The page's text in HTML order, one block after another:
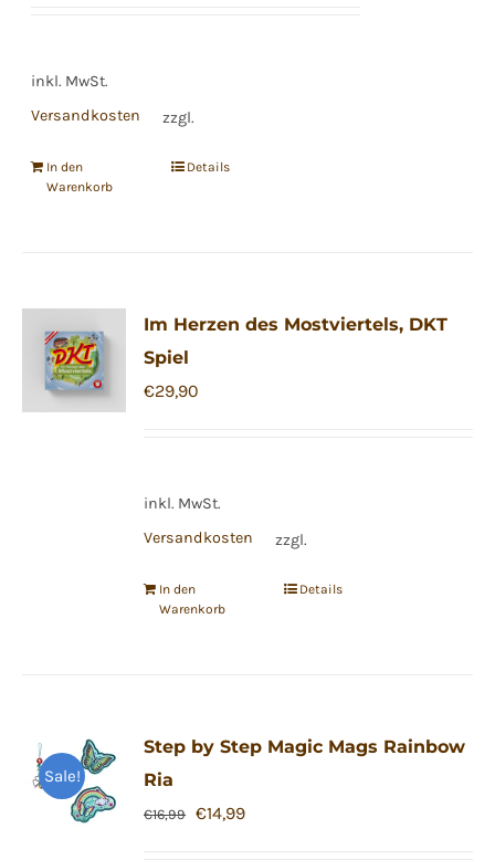
inkl. MwSt.
zzgl.
Versandkosten
In den
Warenkorb
Details
Im Herzen des Mostviertels, DKT
Spiel
€29,90
inkl. MwSt.
zzgl.
Versandkosten
In den
Warenkorb
Details
Sale!
Step by Step Magic Mags Rainbow
Ria
€16,99 Ursprünglicher
€14,99Aktueller